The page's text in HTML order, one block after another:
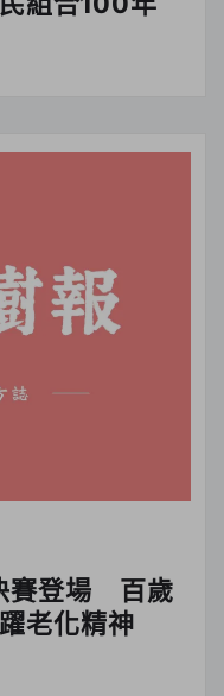
賽登場 百歲
老化精神